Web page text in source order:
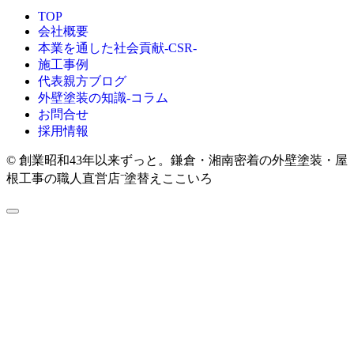
TOP
会社概要
本業を通した社会貢献-CSR-
施工事例
代表親方ブログ
外壁塗装の知識‐コラム
お問合せ
採用情報
© 創業昭和43年以来ずっと。鎌倉・湘南密着の外壁塗装・屋
根工事の職人直営店⁻塗替えここいろ